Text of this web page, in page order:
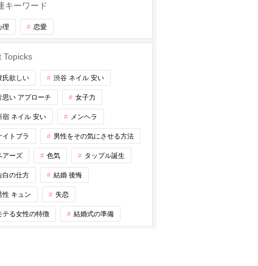
キーワード
理 恋愛
Topicks
氏欲しい 渋谷 ネイル 安い
思い アプローチ 女子力
宿 ネイル 安い メンヘラ
イトブラ 男性をその気にさせる方法
アーズ 色気 タップル誕生
白の仕方 結婚 後悔
性 キュン 失恋
テる女性の特徴 結婚式の準備